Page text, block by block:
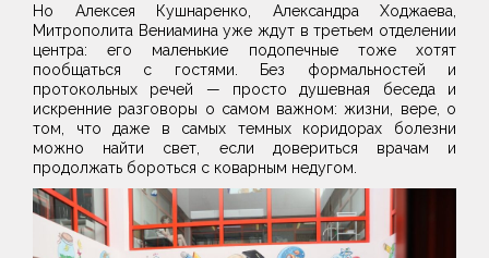
Но Алексея Кушнаренко, Александра Ходжаева,
Митрополита Вениамина уже ждут в третьем отделении
центра: его маленькие подопечные тоже хотят
пообщаться с гостями. Без формальностей и
протокольных речей — просто душевная беседа и
искренние разговоры о самом важном: жизни, вере, о
том, что даже в самых темных коридорах болезни
можно найти свет, если довериться врачам и
продолжать бороться с коварным недугом.